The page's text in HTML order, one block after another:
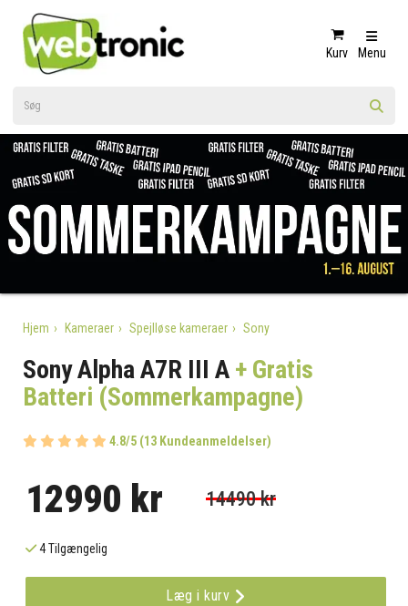
Kurv Menu
Hjem Kameraer Spejlløse kameraer Sony
Sony Alpha A7R III A+ Gratis
Batteri (Sommerkampagne)
4.8/5 (13 Kundeanmeldelser)
12990 kr 14490 kr
4 Tilgængelig
Læg i kurv